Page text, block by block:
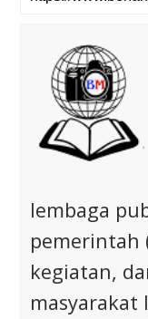
lembaga
pemerintah
kegiatan,
masyarakat